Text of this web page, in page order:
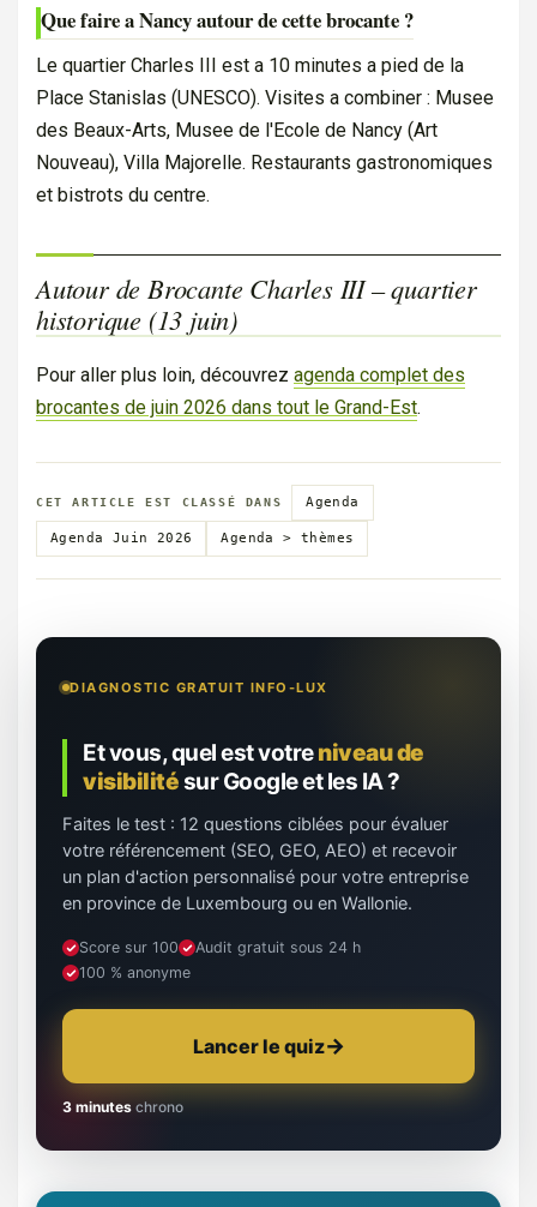
Que faire a Nancy autour de cette brocante ?
Le quartier Charles III est a 10 minutes a pied de la
Place Stanislas (UNESCO). Visites a combiner : Musee
des Beaux-Arts, Musee de l'Ecole de Nancy (Art
Nouveau), Villa Majorelle. Restaurants gastronomiques
et bistrots du centre.
Autour de Brocante Charles III – quartier
historique (13 juin)
Pour aller plus loin, découvrez agenda complet des
brocantes de juin 2026 dans tout le Grand-Est.
CET ARTICLE EST CLASSÉ DANS Agenda
Agenda Juin 2026 Agenda > thèmes
DIAGNOSTIC GRATUIT INFO-LUX
Et vous, quel est votreniveau de
visibilitésur Google et les IA ?
Faites le test : 12 questions ciblées pour évaluer
votre référencement (SEO, GEO, AEO) et recevoir
un plan d'action personnalisé pour votre entreprise
en province de Luxembourg ou en Wallonie.
Score sur 100
Audit gratuit sous 24 h
100 % anonyme
Lancer le quiz
3 minutes chrono